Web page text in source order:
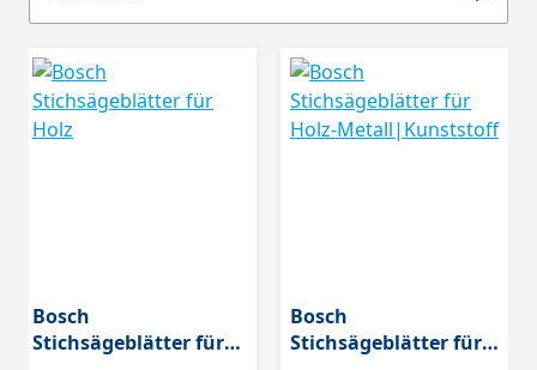
Bosch
Stichsägeblätter für
Bosch
Stichsägeblätter für